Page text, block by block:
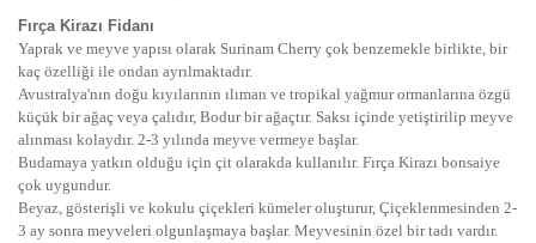
Fırça Kirazı Fidanı
Yaprak ve meyve yapısı olarak Surinam Cherry çok benzemekle birlikte, bir
kaç özelliği ile ondan ayrılmaktadır.
Avustralya'nın doğu kıyılarının ılıman ve tropikal yağmur ormanlarına özgü
küçük bir ağaç veya çalıdır, Bodur bir ağaçtır. Saksı içinde yetiştirilip meyve
alınması kolaydır. 2-3 yılında meyve vermeye başlar.
Budamaya yatkın olduğu için çit olarakda kullanılır. Fırça Kirazı bonsaiye
çok uygundur.
Beyaz, gösterişli ve kokulu çiçekleri kümeler oluşturur, Çiçeklenmesinden 2-
3 ay sonra meyveleri olgunlaşmaya başlar. Meyvesinin özel bir tadı vardır.